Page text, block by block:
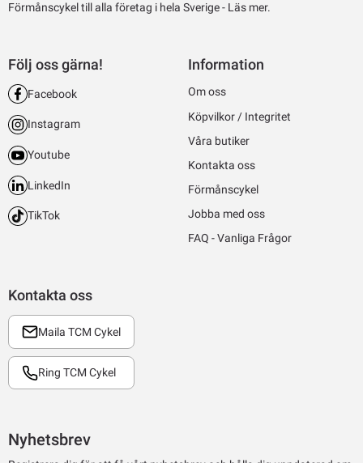
Förmånscykel till alla företag i hela Sverige - Läs mer.
Kontakta oss
Maila TCM Cykel
Ring TCM Cykel
Följ oss gärna!
Facebook
Instagram
Youtube
LinkedIn
TikTok
Information
Om oss
Köpvilkor / Integritet
Våra butiker
Kontakta oss
Förmånscykel
Jobba med oss
FAQ - Vanliga Frågor
Nyhetsbrev